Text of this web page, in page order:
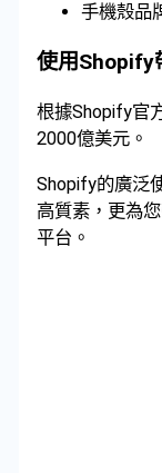
手機殼品
使用Shopify
根據Shopify官
2000億美元。
Shopify的廣泛
高質素，更為
平台。